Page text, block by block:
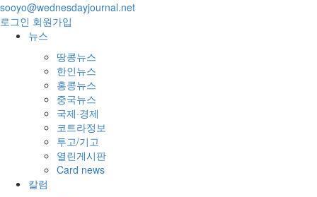
sooyo@wednesdayjournal.net
로그인 회원가입
뉴스
땅콩뉴스
한인뉴스
홍콩뉴스
중국뉴스
국제·경제
코트라정보
투고/기고
열린게시판
Card news
칼럼